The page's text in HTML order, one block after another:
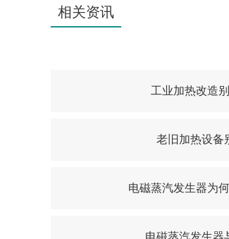
相关资讯
工业加热改造
老旧加热设备
电磁蒸汽发生器为